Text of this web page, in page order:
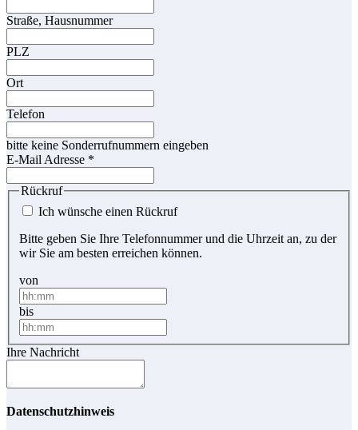
Straße, Hausnummer
PLZ
Ort
Telefon
bitte keine Sonderrufnummern eingeben
E-Mail Adresse *
Rückruf
Ich wünsche einen Rückruf
Bitte geben Sie Ihre Telefonnummer und die Uhrzeit an, zu der
wir Sie am besten erreichen können.
von
bis
Ihre Nachricht
Datenschutzhinweis